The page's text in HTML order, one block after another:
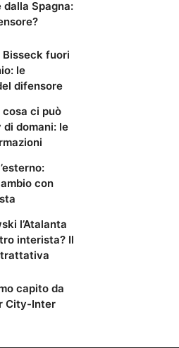
dalla Spagna:
fuori
le
difensore
ci può
domani: le
con
l’Atalanta
interista? Il
capito da
City-Inter